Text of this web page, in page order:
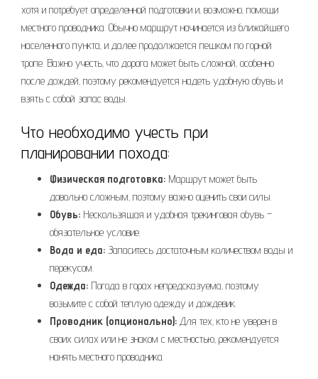
хотя и потребует определенной подготовки и‚ возможно‚ помощи
местного проводника. Обычно маршрут начинается из ближайшего
населенного пункта‚ и далее продолжается пешком по горной
тропе. Важно учесть‚ что дорога может быть сложной‚ особенно
после дождей‚ поэтому рекомендуется надеть удобную обувь и
взять с собой запас воды.
Что необходимо учесть при
планировании похода:
Физическая подготовка: Маршрут может быть
довольно сложным‚ поэтому важно оценить свои силы.
Обувь: Нескользящая и удобная трекинговая обувь –
обязательное условие.
Вода и еда: Запаситесь достаточным количеством воды и
перекусом.
Одежда: Погода в горах непредсказуема‚ поэтому
возьмите с собой теплую одежду и дождевик.
Проводник (опционально): Для тех‚ кто не уверен в
своих силах или не знаком с местностью‚ рекомендуется
нанять местного проводника.